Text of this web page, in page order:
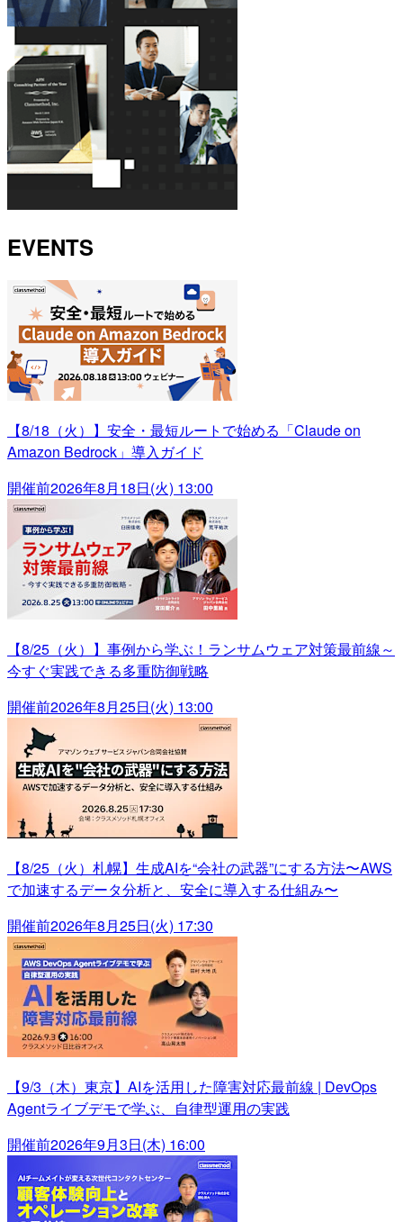
EVENTS
【8/18（火）】安全・最短ルートで始める「Claude on
Amazon Bedrock」導入ガイド
開催前2026年8月18日(火) 13:00
【8/25（火）】事例から学ぶ！ランサムウェア対策最前線～
今すぐ実践できる多重防御戦略
開催前2026年8月25日(火) 13:00
【8/25（火）札幌】生成AIを“会社の武器”にする方法〜AWS
で加速するデータ分析と、安全に導入する仕組み〜
開催前2026年8月25日(火) 17:30
【9/3（木）東京】AIを活用した障害対応最前線 | DevOps
Agentライブデモで学ぶ、自律型運用の実践
開催前2026年9月3日(木) 16:00